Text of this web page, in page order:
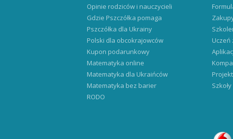
Opinie rodziców i nauczycieli
Gdzie Pszczółka pomaga
Pszczółka dla Ukrainy
Polski dla obcokrajowców
Kupon podarunkowy
Matematyka online
Matematyka dla Ukraińców
Matematyka bez barier
RODO
Uczeń